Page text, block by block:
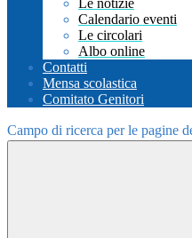
Le notizie
Calendario eventi
Le circolari
Albo online
Contatti
Mensa scolastica
Comitato Genitori
Campo di ricerca per le pagine